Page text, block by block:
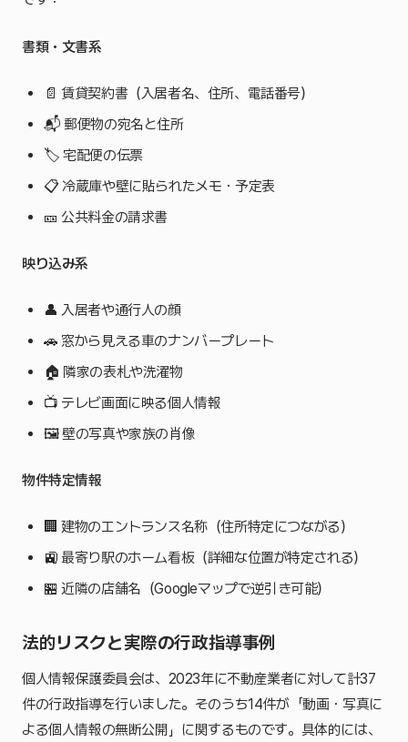
書類・文書系
📄 賃貸契約書（入居者名、住所、電話番号）
📬 郵便物の宛名と住所
🏷️ 宅配便の伝票
📋 冷蔵庫や壁に貼られたメモ・予定表
🎫 公共料金の請求書
映り込み系
👤 入居者や通行人の顔
🚗 窓から見える車のナンバープレート
🏠 隣家の表札や洗濯物
📺 テレビ画面に映る個人情報
🖼️ 壁の写真や家族の肖像
物件特定情報
🏢 建物のエントランス名称（住所特定につながる）
🚉 最寄り駅のホーム看板（詳細な位置が特定される）
🏪 近隣の店舗名（Googleマップで逆引き可能）
法的リスクと実際の行政指導事例
個人情報保護委員会は、2023年に不動産業者に対して計37
件の行政指導を行いました。そのうち14件が「動画・写真に
よる個人情報の無断公開」に関するものです。具体的には、